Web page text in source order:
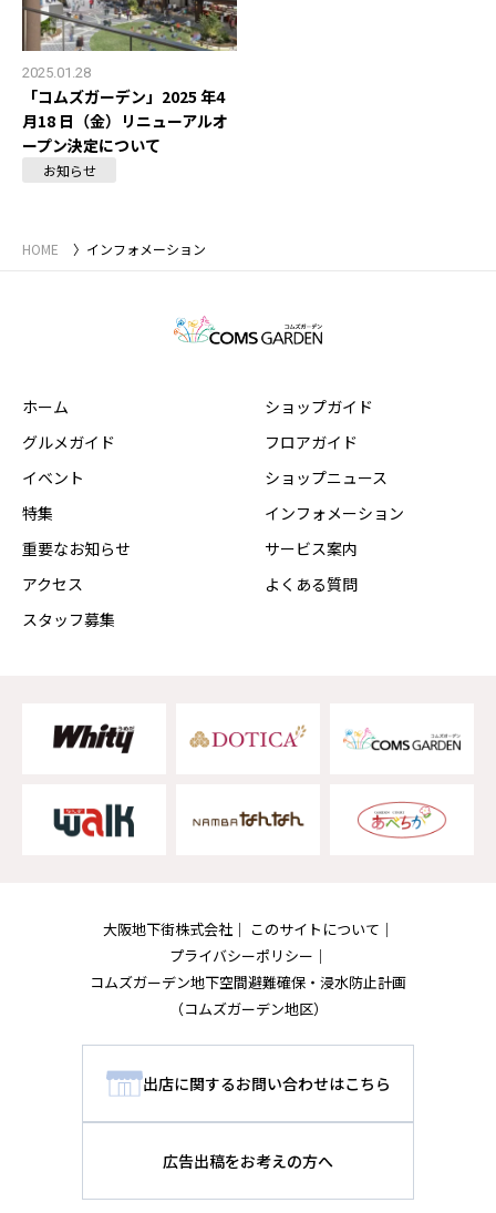
2025.01.28
「コムズガーデン」2025 年4
月18 日（金）リニューアルオ
ープン決定について
お知らせ
HOME インフォメーション
ホーム
グルメガイド
イベント
特集
重要なお知らせ
アクセス
スタッフ募集
ショップガイド
フロアガイド
ショップニュース
インフォメーション
サービス案内
よくある質問
大阪地下街株式会社
このサイトについて
プライバシーポリシー
コムズガーデン地下空間避難確保・浸水防止計画
（コムズガーデン地区）
出店に関するお問い合わせはこちら
広告出稿をお考えの方へ